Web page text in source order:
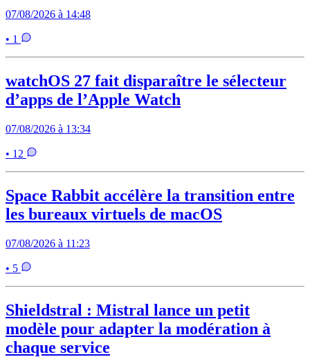
07/08/2026 à 14:48
• 1
watchOS 27 fait disparaître le sélecteur
d’apps de l’Apple Watch
07/08/2026 à 13:34
• 12
Space Rabbit accélère la transition entre
les bureaux virtuels de macOS
07/08/2026 à 11:23
• 5
Shieldstral : Mistral lance un petit
modèle pour adapter la modération à
chaque service